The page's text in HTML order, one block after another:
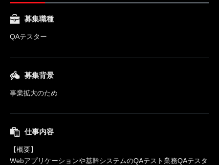
募集職種
QAテスター
募集背景
事業拡大のため
仕事内容
【概要】
Webアプリケーションや基幹システムのQAテスト業務QAテスタ